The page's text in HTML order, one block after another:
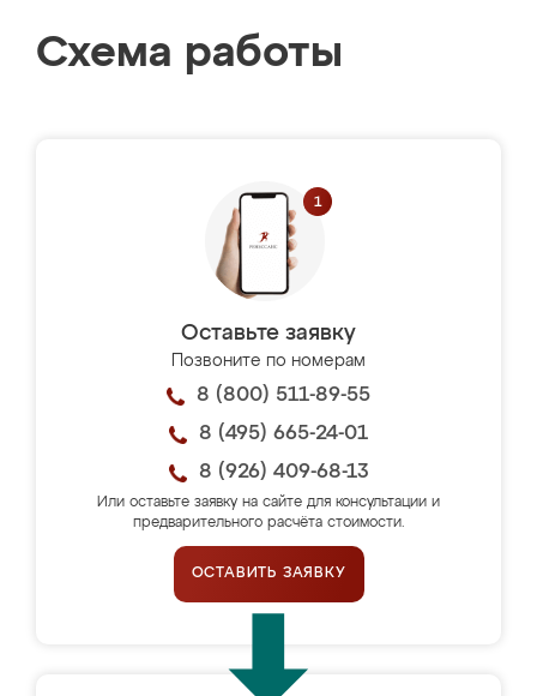
Схема работы
Оставьте заявку
Позвоните по номерам
8 (800) 511-89-55
8 (495) 665-24-01
8 (926) 409-68-13
Или оставьте заявку на сайте для консультации и
предварительного расчёта стоимости.
ОСТАВИТЬ ЗАЯВКУ